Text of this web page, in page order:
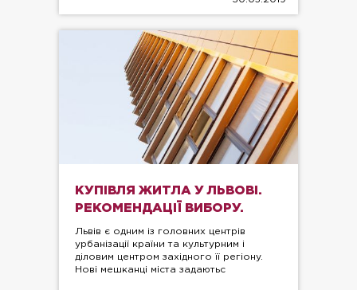
КУПІВЛЯ ЖИТЛА У ЛЬВОВІ.
РЕКОМЕНДАЦІЇ ВИБОРУ.
Львів є одним із головних центрів
урбанізації країни та культурним і
діловим центром західного її регіону.
Нові мешканці міста задаютьс